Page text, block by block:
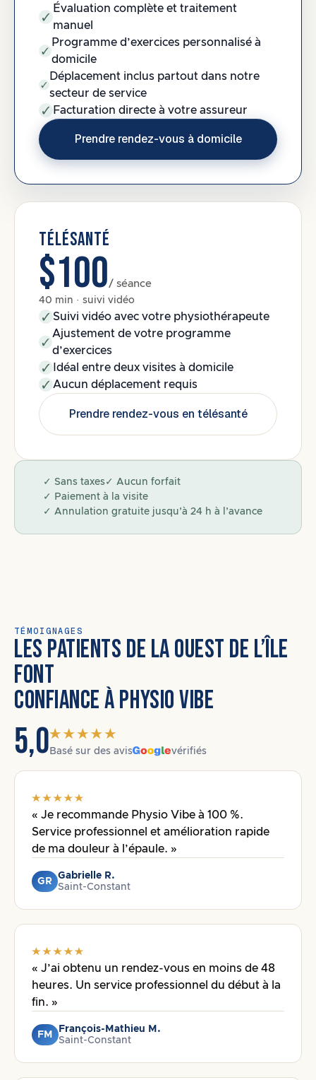
Évaluation complète et traitement
manuel
Programme d’exercices personnalisé à
domicile
Déplacement inclus partout dans notre
secteur de service
Facturation directe à votre assureur
Prendre rendez-vous à domicile
TÉLÉSANTÉ
$100/ séance
40 min · suivi vidéo
Suivi vidéo avec votre physiothérapeute
Ajustement de votre programme
d’exercices
Idéal entre deux visites à domicile
Aucun déplacement requis
Prendre rendez-vous en télésanté
✓ Sans taxes✓ Aucun forfait
✓ Paiement à la visite
✓ Annulation gratuite jusqu’à 24 h à l’avance
TÉMOIGNAGES
LES PATIENTS DE LA OUEST DE L’ÎLE
FONT
CONFIANCE À PHYSIO VIBE
5,0 Basé sur des avis vérifiés
« Je recommande Physio Vibe à 100 %.
Service professionnel et amélioration rapide
de ma douleur à l’épaule. »
GR
Gabrielle R.
Saint-Constant
« J’ai obtenu un rendez-vous en moins de 48
heures. Un service professionnel du début à la
fin. »
FM
François-Mathieu M.
Saint-Constant